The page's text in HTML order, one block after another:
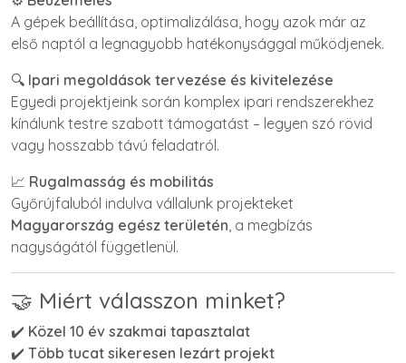
A gépek beállítása, optimalizálása, hogy azok már az
első naptól a legnagyobb hatékonysággal működjenek.
🔍 Ipari megoldások tervezése és kivitelezése
Egyedi projektjeink során komplex ipari rendszerekhez
kínálunk testre szabott támogatást – legyen szó rövid
vagy hosszabb távú feladatról.
📈 Rugalmasság és mobilitás
Győrújfaluból indulva vállalunk projekteket
Magyarország egész területén , a megbízás
nagyságától függetlenül.
🤝 Miért válasszon minket?
✔️ Közel 10 év szakmai tapasztalat
✔️ Több tucat sikeresen lezárt projekt